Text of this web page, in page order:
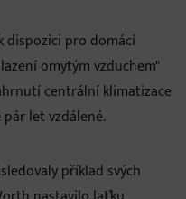
dispozici pro domácí
omytým vzduchem"
centrální klimatizace
let vzdálené.
příklad svých